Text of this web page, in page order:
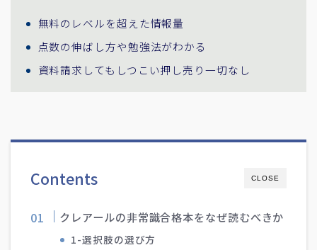
無料のレベルを超えた情報量
点数の伸ばし方や勉強法がわかる
資料請求してもしつこい押し売り一切なし
CLOSE
Contents
クレアールの非常識合格本をなぜ読むべきか
1-選択肢の選び方